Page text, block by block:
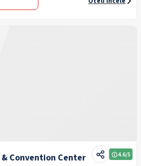
Convention Center 4.6/5